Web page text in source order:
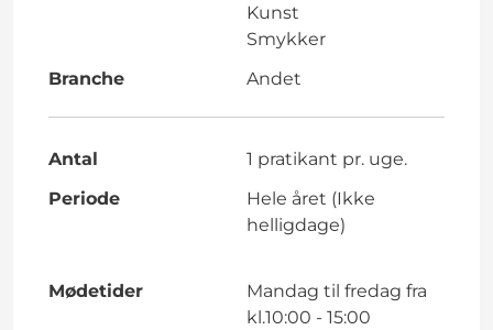
Kunst
Smykker
Branche
Andet
Antal
1 pratikant pr. uge.
Periode
Hele året (Ikke
helligdage)
Mødetider
Mandag til fredag fra
kl.10:00 - 15:00